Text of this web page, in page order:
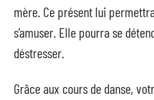
mère. Ce présent lui
s’amuser. Elle pourra se
déstresser.
Grâce aux cours de danse,